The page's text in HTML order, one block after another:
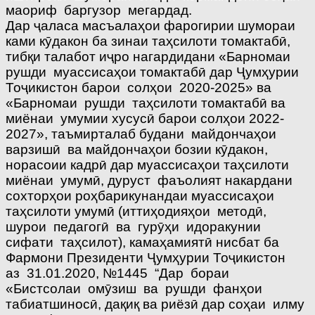
маориф баргузор мегардад.
Дар ҷаласа масъалаҳои фарогирии шумораи
ками кӯдакон ба зинаи таҳсилоти томактабӣ,
тибқи талабот иҷро нагардидани «Барномаи
рушди муассисаҳои томактабӣ дар Ҷумҳурии
Тоҷикистон барои солҳои 2020-2025» ва
«Барномаи рушди таҳсилоти томактабӣ ва
миёнаи умумии хусусӣ барои солҳои 2022-
2027», таъмирталаб будани майдончаҳои
варзишӣ ва майдончаҳои бозии кӯдакон,
норасоии кадрӣ дар муассисаҳои таҳсилоти
миёнаи умумӣ, дуруст фаъолият накардани
сохторҳои роҳбарикунандаи муассисаҳои
таҳсилоти умумӣ (иттиҳодияҳои методӣ,
шурои педагогӣ ва гурӯҳи идоракунии
сифати таҳсилот), камаҳамиятӣ нисбат ба
Фармони Президенти Ҷумҳурии Тоҷикистон
аз 31.01.2020, №1445 “Дар бораи
«Бистсолаи омӯзиш ва рушди фанҳои
табиатшиносӣ, дақиқ ва риёзӣ дар соҳаи илму